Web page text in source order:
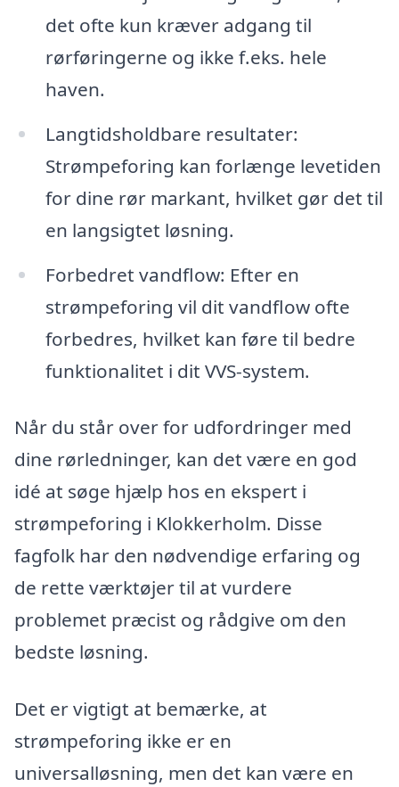
det ofte kun kræver adgang til
rørføringerne og ikke f.eks. hele
haven.
Langtidsholdbare resultater:
Strømpeforing kan forlænge levetiden
for dine rør markant, hvilket gør det til
en langsigtet løsning.
Forbedret vandflow: Efter en
strømpeforing vil dit vandflow ofte
forbedres, hvilket kan føre til bedre
funktionalitet i dit VVS-system.
Når du står over for udfordringer med
dine rørledninger, kan det være en god
idé at søge hjælp hos en ekspert i
strømpeforing i Klokkerholm. Disse
fagfolk har den nødvendige erfaring og
de rette værktøjer til at vurdere
problemet præcist og rådgive om den
bedste løsning.
Det er vigtigt at bemærke, at
strømpeforing ikke er en
universalløsning, men det kan være en